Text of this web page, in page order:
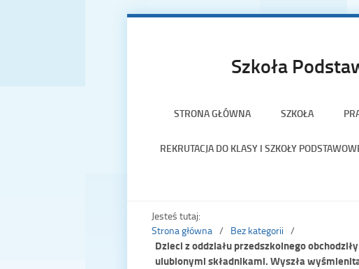
Szkoła
STRONA GŁÓWNA SZKOŁA
REKRUTACJA DO KLASY I SZKOŁY
Jesteś tutaj:
Strona główna
Bez kategorii
Dzieci z oddziału przedszkolnego obchodziły
ulubionymi składnikami. Wyszła